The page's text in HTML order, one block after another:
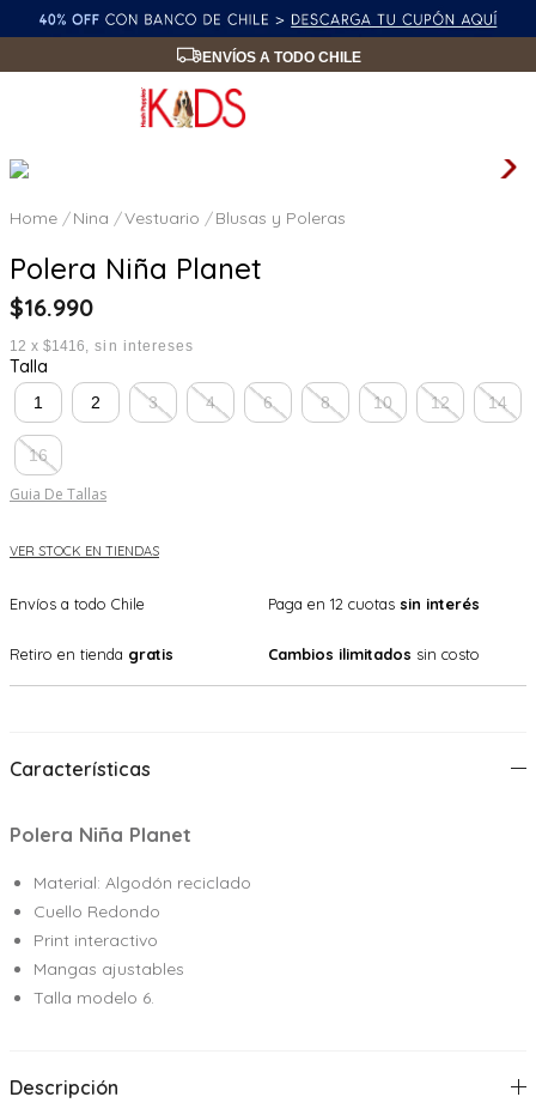
ENVÍOS A TODO CHILE
Nina Vestuario Blusas y Poleras
Polera Niña Planet
$16.990
12 x $1416 sin intereses
Talla
1 2 3 4 6 8 10 12 14
16
Guia De Tallas
VER STOCK EN TIENDAS
Envíos a todo Chile Paga en 12 cuotas sin interés
Retiro en tienda gratis Cambios ilimitados sin costo
Características
Polera Niña Planet
Material: Algodón reciclado
Cuello Redondo
Print interactivo
Mangas ajustables
Talla modelo 6.
Descripción